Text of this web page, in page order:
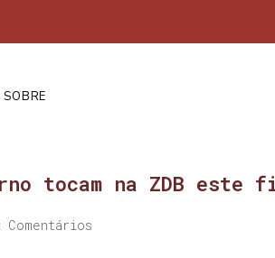
SOBRE
tocam na ZDB este
Comentários